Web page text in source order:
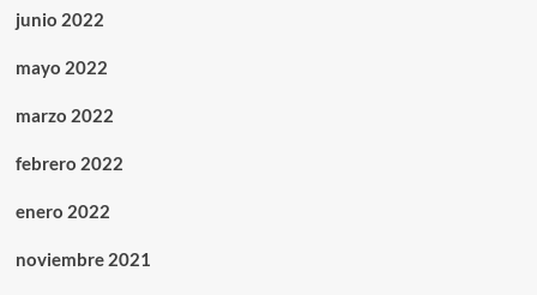
junio 2022
mayo 2022
marzo 2022
febrero 2022
enero 2022
noviembre 2021